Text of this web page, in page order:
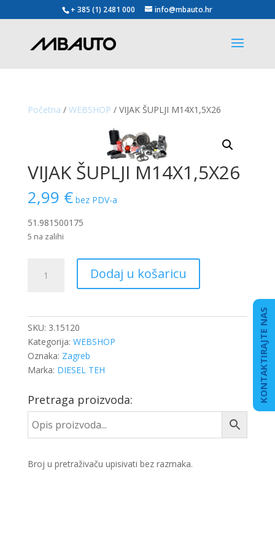
+ 385 (1) 2481 000 info@mbauto.hr
Početna / WEBSHOP / VIJAK ŠUPLJI M14X1,5X26
VIJAK ŠUPLJI M14X1,5X26
2,99 € bez PDV-a
51.981500175
5 na zalihi
ŠUPLJI
Dodaj u košaricu
SKU: 3.15120
Kategorija: WEBSHOP
Oznaka: Zagreb
Marka: DIESEL TEH
Pretraga proizvoda:
Broj u pretraživaču upisivati bez razmaka.
KONTAKTIRAJTE NAS